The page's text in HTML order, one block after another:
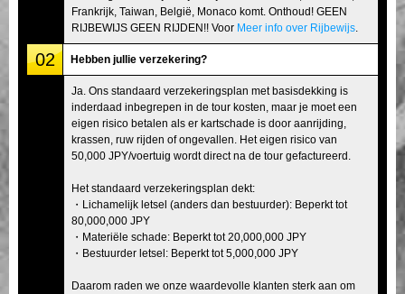
Frankrijk, Taiwan, België, Monaco komt. Onthoud! GEEN
RIJBEWIJS GEEN RIJDEN!! Voor Meer info over Rijbewijs
02 Hebben jullie verzekering?
Ja. Ons standaard verzekeringsplan met basisdekking is
inderdaad inbegrepen in de tour kosten, maar je moet een
eigen risico betalen als er kartschade is door aanrijding,
krassen, ruw rijden of ongevallen. Het eigen risico van
50,000 JPY/voertuig wordt direct na de tour gefactureerd.
Het standaard verzekeringsplan dekt:
・Lichamelijk letsel (anders dan bestuurder): Beperkt tot
80,000,000 JPY
・Materiële schade: Beperkt tot 20,000,000 JPY
・Bestuurder letsel: Beperkt tot 5,000,000 JPY
Daarom raden we onze waardevolle klanten sterk aan om